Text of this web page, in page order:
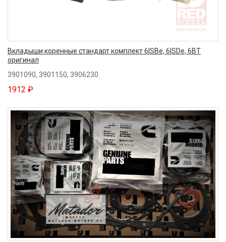
Вкладыши коренные стандарт комплект 6ISBe, 6ISDe, 6BT
оригинал
3901090, 3901150, 3906230
1912 ₽